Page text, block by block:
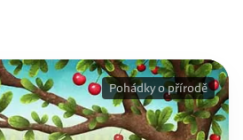
Pohádky o přírodě